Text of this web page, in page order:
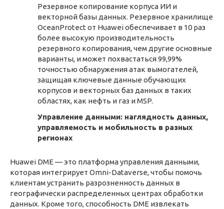
Резервное копирование корпуса ИИ и
векторной базы данных. Резервное хранилище
OceanProtect от Huawei обеспечивает в 10 раз
более высокую производительность
резервного копирования, чем другие основные
варианты, и может похвастаться 99,99%
точностью обнаружения атак вымогателей,
защищая ключевые данные обучающих
корпусов и векторных баз данных в таких
областях, как нефть и газ и MSP.
Управление данными: наглядность данных,
управляемость и мобильность в разных
регионах
Huawei DME — это платформа управления данными,
которая интегрирует Omni-Dataverse, чтобы помочь
клиентам устранить разрозненность данных в
географически распределенных центрах обработки
данных. Кроме того, способность DME извлекать